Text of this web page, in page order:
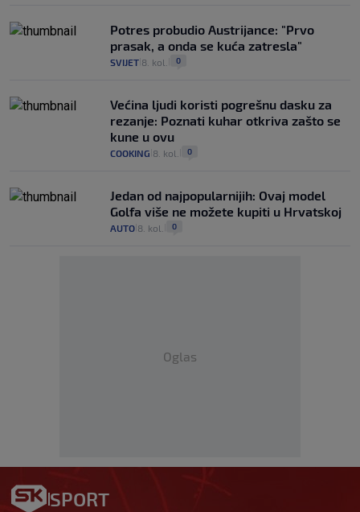
Potres probudio Austrijance: "Prvo
prasak, a onda se kuća zatresla"
SVIJET 8. kol. 0
Većina ljudi koristi pogrešnu dasku za
rezanje: Poznati kuhar otkriva zašto se
kune u ovu
COOKING 8. kol. 0
Jedan od najpopularnijih: Ovaj model
Golfa više ne možete kupiti u Hrvatskoj
AUTO 8. kol. 0
Oglas
SPORT